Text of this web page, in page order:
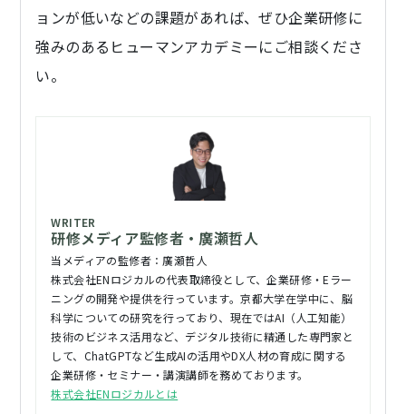
ョンが低いなどの課題があれば、ぜひ企業研修に
強みのあるヒューマンアカデミーにご相談くださ
い。
研修メディア監修者・廣瀬哲人
当メディアの監修者：廣瀬哲人
株式会社ENロジカルの代表取締役として、企業研修・Eラー
ニングの開発や提供を行っています。京都大学在学中に、脳
科学についての研究を行っており、現在ではAI（人工知能）
技術のビジネス活用など、デジタル技術に精通した専門家と
して、ChatGPTなど生成AIの活用やDX人材の育成に関する
企業研修・セミナー・講演講師を務めております。
株式会社ENロジカルとは